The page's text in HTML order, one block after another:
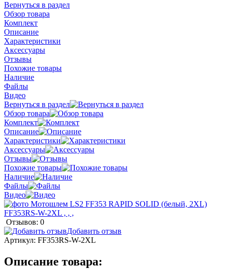
Вернуться в раздел
Обзор товара
Комплект
Описание
Характеристики
Аксессуары
Отзывы
Похожие товары
Наличие
Файлы
Видео
Вернуться в раздел
Обзор товара
Комплект
Описание
Характеристики
Аксессуары
Отзывы
Похожие товары
Наличие
Файлы
Видео
Отзывов: 0
Добавить отзыв
Артикул: FF353RS-W-2XL
Описание товара: